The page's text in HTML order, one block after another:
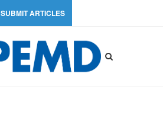
SUBMIT ARTICLES